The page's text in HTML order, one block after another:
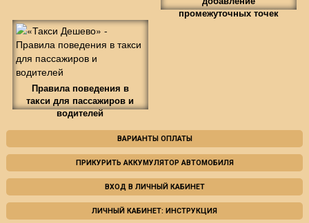
промежуточных точек
Правила поведения в
такси для пассажиров и
водителей
ВАРИАНТЫ ОПЛАТЫ
ПРИКУРИТЬ АККУМУЛЯТОР АВТОМОБИЛЯ
ВХОД В ЛИЧНЫЙ КАБИНЕТ
ЛИЧНЫЙ КАБИНЕТ: ИНСТРУКЦИЯ